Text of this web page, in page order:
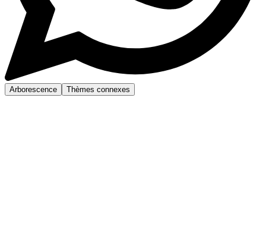
Arborescence Thèmes connexes